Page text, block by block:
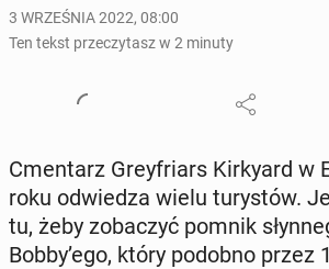
3 WRZEŚNIA 2022, 08:00
Ten tekst przeczytasz w 2 minuty
Cmen­tarz Grey­friars Kir­ky­ard w
roku od­wie­dza wielu tu­ry­stów.
tu, żeby zo­ba­czyć pomnik
Bobby’ego, który podobno